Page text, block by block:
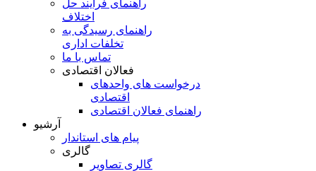
راهنمای فرآیند حل
اختلاف
راهنمای رسیدگی به
تخلفات اداری
تماس با ما
فعالان اقتصادی
درخواست های واحدهای
اقتصادی
راهنمای فعالان اقتصادی
آرشیو
پیام های استاندار
گالری
گالری تصاویر